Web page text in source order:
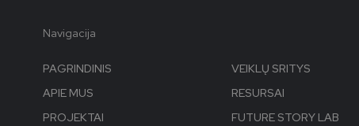
Navigacija
PAGRINDINIS
VEIKLŲ SRITYS
APIE MUS
RESURSAI
PROJEKTAI
FUTURE STORY LAB